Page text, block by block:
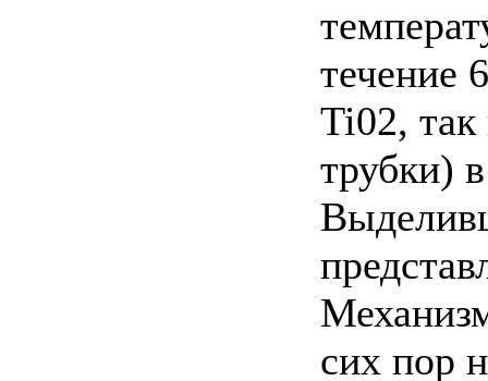
течение
Ti02, так
трубки)
сих пор